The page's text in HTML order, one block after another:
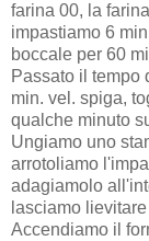
farina 00, la
impastiamo 6
boccale per 60
Passato il tempo
min. vel. spiga,
qualche minuto
Ungiamo uno
arrotoliamo
adagiamolo
lasciamo
Accendiamo il